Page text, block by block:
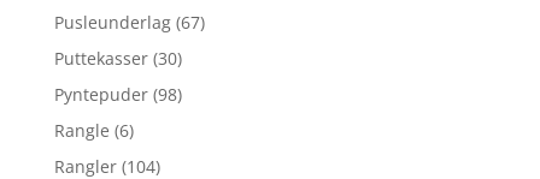
Pusleunderlag (67)
Puttekasser (30)
Pyntepuder (98)
Rangle (6)
Rangler (104)